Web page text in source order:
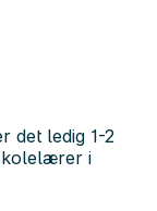
det ledig 1-2
i